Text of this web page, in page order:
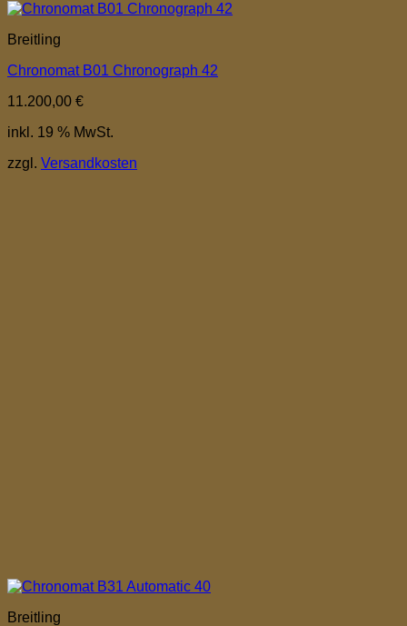
Breitling
Chronomat B01 Chronograph 42
11.200,00 €
inkl. 19 % MwSt.
zzgl. Versandkosten
Breitling